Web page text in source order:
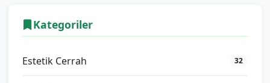
Kategoriler
Estetik Cerrah 32